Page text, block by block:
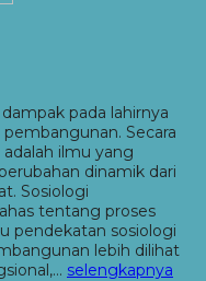
pada lahirnya
Secara
ilmu yang
dinamik dari
Sosiologi
tentang proses
pendekatan sosiologi
lebih dilihat
selengkapnya